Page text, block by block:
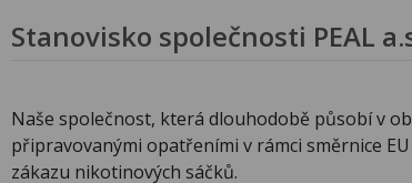
Stanovisko společnosti PEAL
Naše společnost, která dlouhodobě působí v
připravovanými opatřeními v rámci směrnice
zákazu nikotinových sáčků.